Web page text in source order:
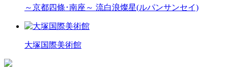
～京都四條･南座～ 流白浪燦星(ルパンサンセイ)
大塚国際美術館